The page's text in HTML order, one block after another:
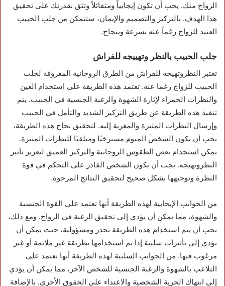
الزواج منك. يجب أن تكون إيجابياً ومتفائلاً وتثق بقدرتك على تحقيق
هذا الهدف. بالتركيز والتصميم والإيمان، ستتمكن من جلب الحبيب
العنيد للزواج رغماً عنه بسرعة وبنجاح.
جلب الحبيب بالنظر وتهييجه للفراش
تعتبر النظروتهيجه للفراش من الطرق الروحانية المعروفة لجلب
الحبيب للزواج رغما عنه. تعتمد هذه الطريقة على استخدام العين
والنظرات الحمراء لإثارة الشهوة والرغبة الجنسية في الحبيب. يتم
تنفيذ هذه الطريقة عن طريق التركيز الشديد والتأمل في الحبيب
وإرسال النظرات المثيرة والمغرية إليه. لتحقيق نجاح هذه الطريقة،
يجب أن يكون الشخص المنوم مسترخيًا ومتلقيًا للنظرات المثيرة.
يمكن استخدام بعض الطقوس الروحانية والتركيز العميق لتعزيز تأثير
النظروتهيجه. يجب أن يكون الشخص القادر على التحكم في قوة
النظرة وتوجيهها بشكل صحيح لتحقيق النتائج المرجوة.
من الجوانب الإيجابية لهذه الطريقة أنها تعتمد على القوة الجنسية
والشهوة، مما يمكن أن يؤدي إلى تحقيق الرغبة في الزواج. ومع ذلك،
يجب أن يتم استخدام هذه الطريقة بحذر ومسؤولية، حيث يمكن أن
تؤدي إلى تأثيرات سلبية إذا تم استخدامها بطريقة غير ملائمة أو غير
مرغوب فيها. من الجوانب السلبية لهذه الطريقة أنها تعتمد على
التلاعب بالشهوة والرغبة الجنسية للشخص الآخر، مما يمكن أن يؤدي
إلى انتهاك الحرية الشخصية والاعتداء على الحقوق الأخرى. بالإضافة